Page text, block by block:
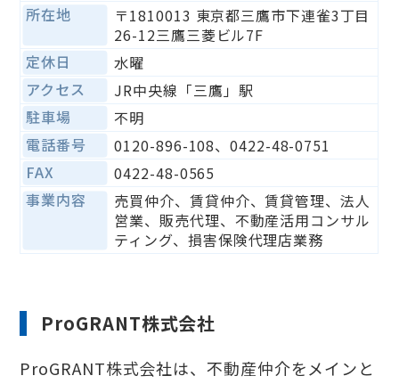
所在地
〒1810013 東京都三鷹市下連雀3丁目
26-12三鷹三菱ビル7F
定休日
水曜
アクセス
JR中央線「三鷹」駅
駐車場
不明
電話番号
0120-896-108、0422-48-0751
FAX
0422-48-0565
事業内容
売買仲介、賃貸仲介、賃貸管理、法人
営業、販売代理、不動産活用コンサル
ティング、損害保険代理店業務
ProGRANT株式会社
ProGRANT株式会社は、不動産仲介をメインと